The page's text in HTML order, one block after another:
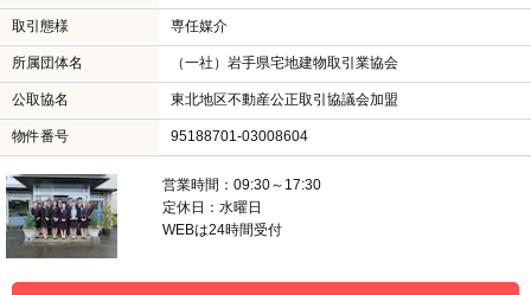
取引態様 専任媒介
所属団体名 （一社）岩手県宅地建物取引業協会
公取協名 東北地区不動産公正取引協議会加盟
物件番号 95188701-03008604
営業時間：09:30～17:30
定休日：水曜日
WEBは24時間受付